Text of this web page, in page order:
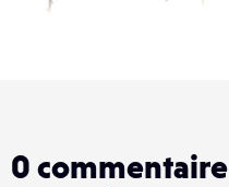
0 commentaire